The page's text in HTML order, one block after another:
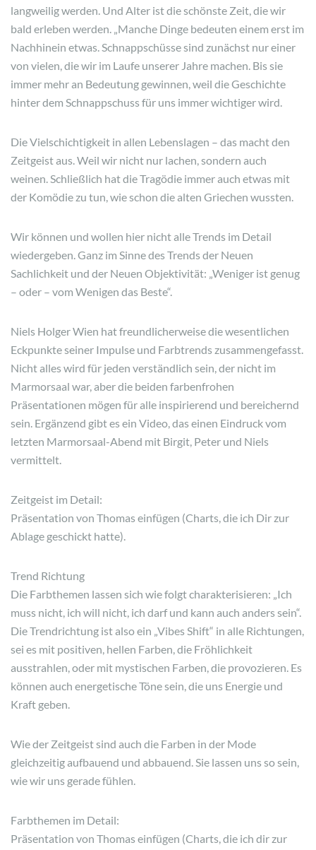
langweilig werden. Und Alter ist die schönste Zeit, die wir
bald erleben werden. „Manche Dinge bedeuten einem erst im
Nachhinein etwas. Schnappschüsse sind zunächst nur einer
von vielen, die wir im Laufe unserer Jahre machen. Bis sie
immer mehr an Bedeutung gewinnen, weil die Geschichte
hinter dem Schnappschuss für uns immer wichtiger wird.
Die Vielschichtigkeit in allen Lebenslagen – das macht den
Zeitgeist aus. Weil wir nicht nur lachen, sondern auch
weinen. Schließlich hat die Tragödie immer auch etwas mit
der Komödie zu tun, wie schon die alten Griechen wussten.
Wir können und wollen hier nicht alle Trends im Detail
wiedergeben. Ganz im Sinne des Trends der Neuen
Sachlichkeit und der Neuen Objektivität: „Weniger ist genug
– oder – vom Wenigen das Beste“.
Niels Holger Wien hat freundlicherweise die wesentlichen
Eckpunkte seiner Impulse und Farbtrends zusammengefasst.
Nicht alles wird für jeden verständlich sein, der nicht im
Marmorsaal war, aber die beiden farbenfrohen
Präsentationen mögen für alle inspirierend und bereichernd
sein. Ergänzend gibt es ein Video, das einen Eindruck vom
letzten Marmorsaal-Abend mit Birgit, Peter und Niels
vermittelt.
Zeitgeist im Detail:
Präsentation von Thomas einfügen (Charts, die ich Dir zur
Ablage geschickt hatte).
Trend Richtung
Die Farbthemen lassen sich wie folgt charakterisieren: „Ich
muss nicht, ich will nicht, ich darf und kann auch anders sein“.
Die Trendrichtung ist also ein „Vibes Shift“ in alle Richtungen,
sei es mit positiven, hellen Farben, die Fröhlichkeit
ausstrahlen, oder mit mystischen Farben, die provozieren. Es
können auch energetische Töne sein, die uns Energie und
Kraft geben.
Wie der Zeitgeist sind auch die Farben in der Mode
gleichzeitig aufbauend und abbauend. Sie lassen uns so sein,
wie wir uns gerade fühlen.
Farbthemen im Detail:
Präsentation von Thomas einfügen (Charts, die ich dir zur